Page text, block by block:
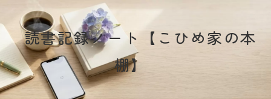
読書記録ノート【こひめ家の本
棚】